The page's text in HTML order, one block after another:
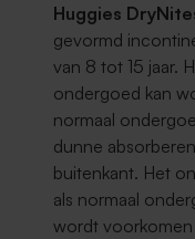
Huggies
gevormd
van 8 tot 15 jaar.
ondergoed kan
normaal
dunne
buitenkant. Het
als normaal
wordt